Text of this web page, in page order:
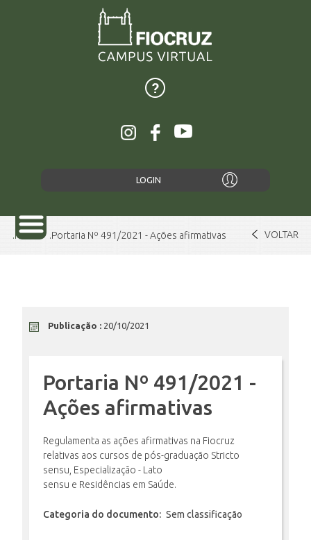
LOGIN
CURSOS
PLATAFORMAS
Home Portaria Nº 491/2021 - Ações afirmativas VOLTAR
Publicação : 20/10/2021
Portaria Nº 491/2021 -
Ações afirmativas
Regulamenta as ações afirmativas na Fiocruz
relativas aos cursos de pós-graduação Stricto
sensu, Especialização - Lato
sensu e Residências em Saúde.
Categoria do documento: Sem classificação